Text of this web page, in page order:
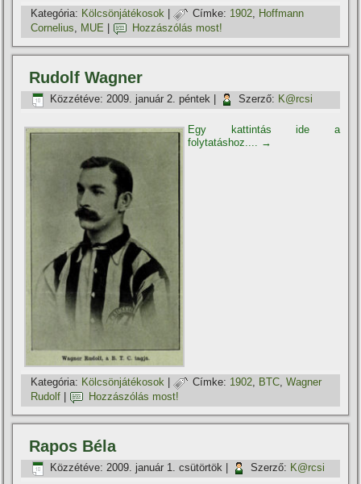
Kategória: Kölcsönjátékosok | Címke: 1902, Hoffmann
Cornelius, MUE Hozzászólás most!
Rudolf Wagner
Közzétéve: 2009. január 2. péntek Szerző: K@rcsi
Egy kattintás ide a
folytatáshoz....
→
Kategória: Kölcsönjátékosok | Címke: 1902, BTC,Wagner
Rudolf
Hozzászólás most!
Rapos Béla
Közzétéve: 2009. január 1. csütörtök Szerző: K@rcsi